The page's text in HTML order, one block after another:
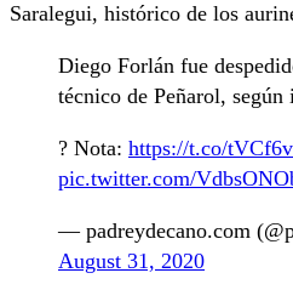
Saralegui, histórico de los
Diego Forlán fue
técnico de Peñarol,
? Nota: https://t.co/
pic.twitter.com/
— padreydecano.com
August 31, 2020